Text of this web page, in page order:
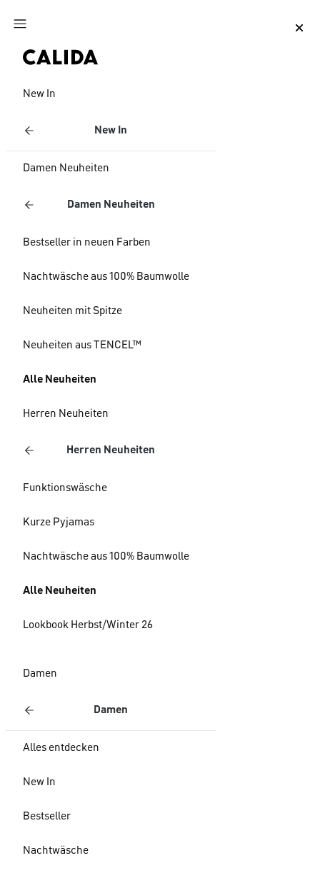
Zum Hauptinhalt springen
New In
New In
Damen Neuheiten
Damen Neuheiten
Bestseller in neuen Farben
Nachtwäsche aus 100% Baumwolle
Neuheiten mit Spitze
Neuheiten aus TENCEL™
Alle Neuheiten
Herren Neuheiten
Herren Neuheiten
Funktionswäsche
Kurze Pyjamas
Nachtwäsche aus 100% Baumwolle
Alle Neuheiten
Lookbook Herbst/Winter 26
Damen
Damen
Alles entdecken
New In
Bestseller
Nachtwäsche